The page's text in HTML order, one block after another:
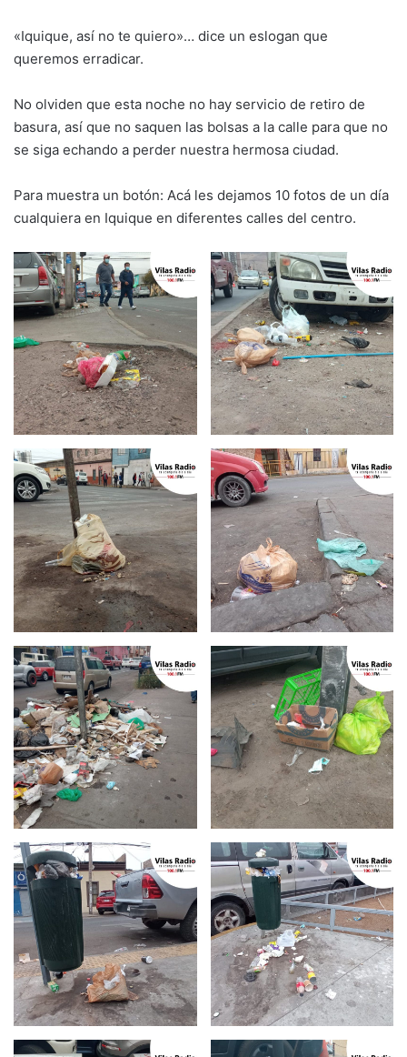
«Iquique, así no te quiero»… dice un eslogan que
queremos erradicar.
No olviden que esta noche no hay servicio de retiro de
basura, así que no saquen las bolsas a la calle para que no
se siga echando a perder nuestra hermosa ciudad.
Para muestra un botón: Acá les dejamos 10 fotos de un día
cualquiera en Iquique en diferentes calles del centro.